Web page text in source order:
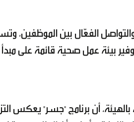
الفعّال بين الموظفين،
بيئة عمل صحية قائمة على مبدأ
أن برنامج "جسر" يعكس